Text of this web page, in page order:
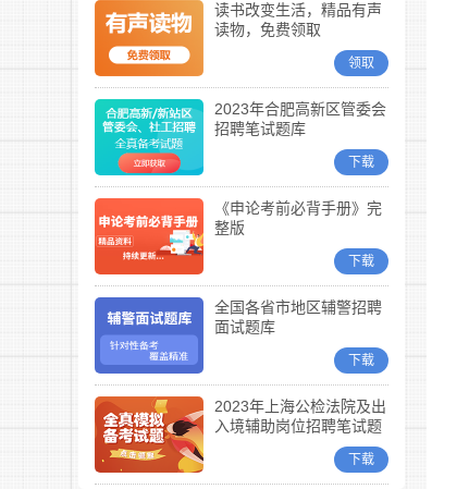
读书改变生活，精品有声
读物，免费领取
领取
2023年合肥高新区管委会
招聘笔试题库
下载
《申论考前必背手册》完
整版
下载
全国各省市地区辅警招聘
面试题库
下载
2023年上海公检法院及出
入境辅助岗位招聘笔试题
下载